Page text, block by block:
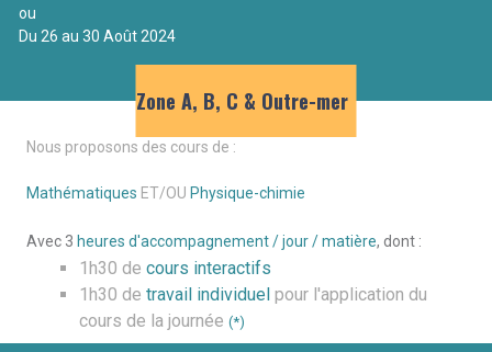
ou
Du 26 au 30 Août 2024
Zone A, B, C & Outre-mer
Nous proposons des cours de :
Mathématiques ET/OU Physique-chimie
Avec 3 heures d'accompagnement / jour / matière, dont :
1h30 de cours interactifs
1h30 de travail individuel pour l'application du
cours de la journée (*)